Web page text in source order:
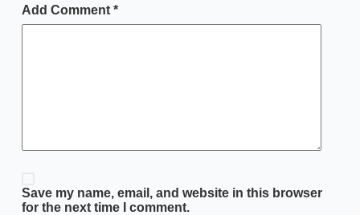
Add Comment*
Save my name, email, and website in this browser
for the next time I comment.